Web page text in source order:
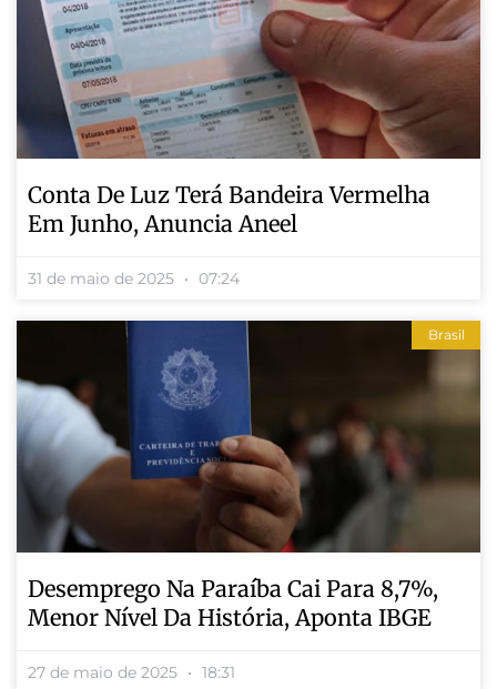
Conta De Luz Terá Bandeira Vermelha
Em Junho, Anuncia Aneel
31 de maio de 2025 07:24
Brasil
Desemprego Na Paraíba Cai Para 8,7%,
Menor Nível Da História, Aponta IBGE
27 de maio de 2025 18:31